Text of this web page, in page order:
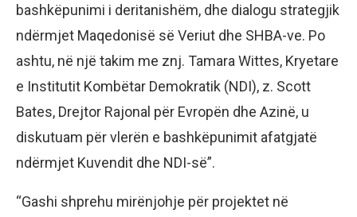
bashkëpunimi i deritanishëm, dhe dialogu strategjik
ndërmjet Maqedonisë së Veriut dhe SHBA-ve. Po
ashtu, në një takim me znj. Tamara Wittes, Kryetare
e Institutit Kombëtar Demokratik (NDI), z. Scott
Bates, Drejtor Rajonal për Evropën dhe Azinë, u
diskutuam për vlerën e bashkëpunimit afatgjatë
ndërmjet Kuvendit dhe NDI-së”.
“Gashi shprehu mirënjohje për projektet në